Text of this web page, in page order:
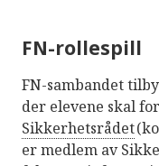
FN-rollespill
FN-sambandet
der elevene skal
Sikkerhetsrådet
er medlem av